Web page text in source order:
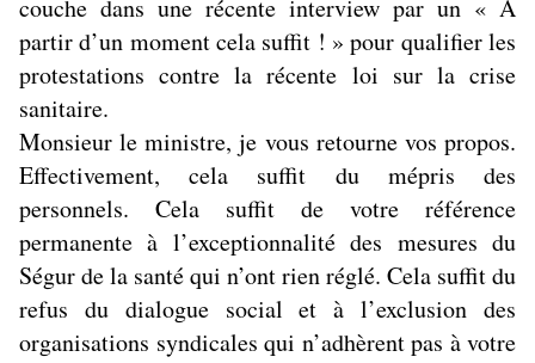
couche dans une récente interview par un « À
partir d’un moment cela suffit ! » pour qualifier les
protestations contre la récente loi sur la crise
sanitaire.
Monsieur le ministre, je vous retourne vos propos.
Effectivement, cela suffit du mépris des
personnels. Cela suffit de votre référence
permanente à l’exceptionnalité des mesures du
Ségur de la santé qui n’ont rien réglé. Cela suffit du
refus du dialogue social et à l’exclusion des
organisations syndicales qui n’adhèrent pas à votre